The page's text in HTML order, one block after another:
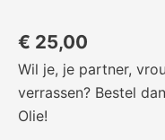
€ 25,00
Wil je, je partner,
verrassen? Bestel
Olie!